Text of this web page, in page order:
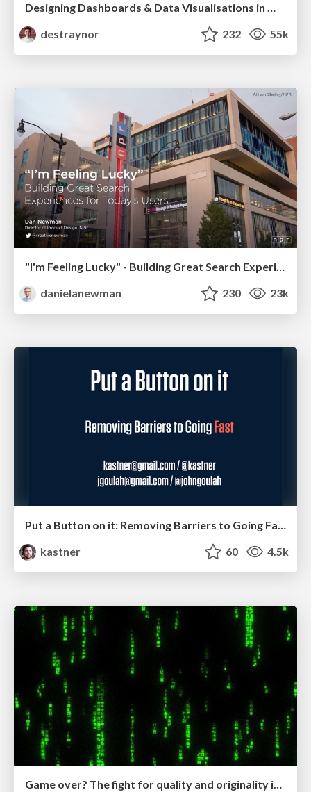
Designing Dashboards & Data Visualisations in Web Apps
destraynor
232 55k
"I'm Feeling Lucky" - Building Great Search Experiences for Today's Users (#IAC19)
danielanewman
230 23k
Put a Button on it: Removing Barriers to Going Fast.
kastner
60 4.5k